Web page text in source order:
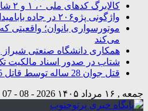
کالابرگ کدهای ملی ۰، ۱ و ۲ شارژ شد
واژگونی پژو۲۰۶ در جاده بابامیدان- نورآباد با ۳ مصدوم
موتورسواری بانوان؛ واقعیتی
می‌کند
همکاری دانشگاه صنعتی شیراز و
شتاب در صدور اسناد مالکیت
قتل جوان 28 ساله توسط قاتل 15 ساله در کازرون
جمعه , ۱۶ مرداد ۱۴۰۵ 2026 - 08 - 07